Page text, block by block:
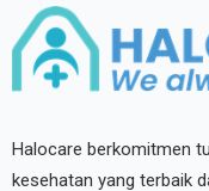
Halocare berkomitmen
kesehatan yang terbaik